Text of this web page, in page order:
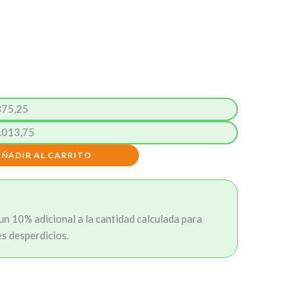
AL CARRITO
10% adicional a la cantidad calculada para
desperdicios.